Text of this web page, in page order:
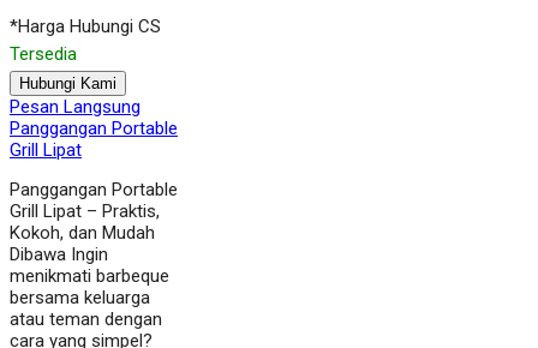
*Harga Hubungi CS
Tersedia
Hubungi Kami
Pesan Langsung
Panggangan Portable
Grill Lipat
Panggangan Portable
Grill Lipat – Praktis,
Kokoh, dan Mudah
Dibawa Ingin
menikmati barbeque
bersama keluarga
atau teman dengan
cara yang simpel?